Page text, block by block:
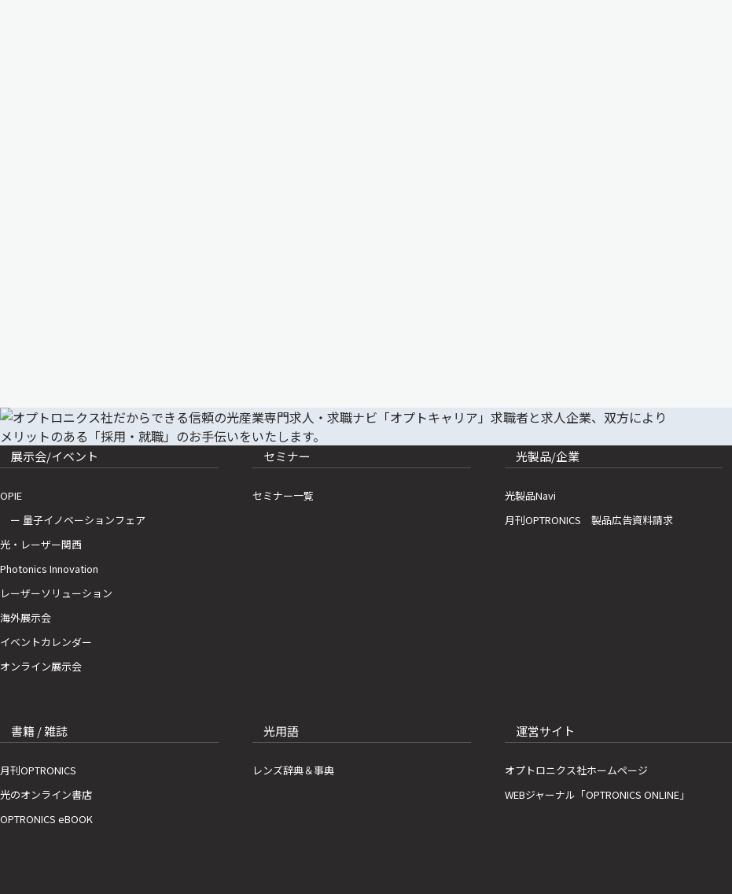
展示会/イベント
OPIE
ー 量子イノベーションフェア
光・レーザー関西
Photonics Innovation
レーザーソリューション
海外展示会
イベントカレンダー
オンライン展示会
セミナー
セミナー一覧
光製品/企業
光製品Navi
月刊OPTRONICS 製品広告資料請求
書籍 / 雑誌
月刊OPTRONICS
光のオンライン書店
OPTRONICS eBOOK
光用語
レンズ辞典＆事典
運営サイト
オプトロニクス社ホームページ
WEBジャーナル「OPTRONICS ONLINE」